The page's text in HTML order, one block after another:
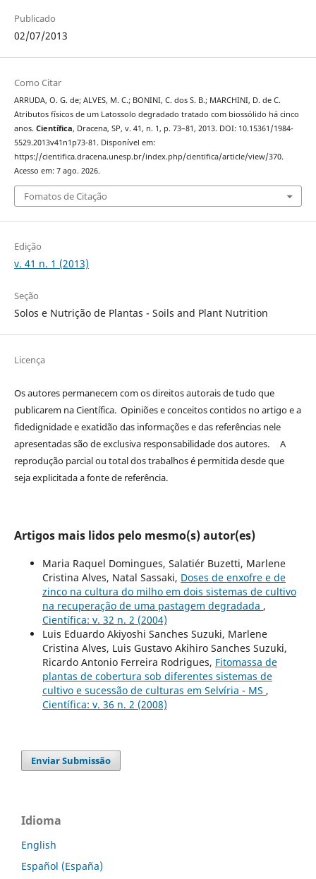
Publicado
02/07/2013
Como Citar
ARRUDA, O. G. de; ALVES, M. C.; BONINI, C. dos S. B.; MARCHINI, D. de C.
Atributos físicos de um Latossolo degradado tratado com biossólido há cinco
anos. Científica, Dracena, SP, v. 41, n. 1, p. 73–81, 2013. DOI: 10.15361/1984-
5529.2013v41n1p73-81. Disponível em:
https://cientifica.dracena.unesp.br/index.php/cientifica/article/view/370.
Acesso em: 7 ago. 2026.
Fomatos de Citação
Edição
v. 41 n. 1 (2013)
Seção
Solos e Nutrição de Plantas - Soils and Plant Nutrition
Licença
Os autores permanecem com os direitos autorais de tudo que
publicarem na Científica. Opiniões e conceitos contidos no artigo e a
fidedignidade e exatidão das informações e das referências nele
apresentadas são de exclusiva responsabilidade dos autores. A
reprodução parcial ou total dos trabalhos é permitida desde que
seja explicitada a fonte de referência.
Artigos mais lidos pelo mesmo(s) autor(es)
Maria Raquel Domingues, Salatiér Buzetti, Marlene
Cristina Alves, Natal Sassaki, Doses de enxofre e de
zinco na cultura do milho em dois sistemas de cultivo
na recuperação de uma pastagem degradada ,
Científica: v. 32 n. 2 (2004)
Luis Eduardo Akiyoshi Sanches Suzuki, Marlene
Cristina Alves, Luis Gustavo Akihiro Sanches Suzuki,
Ricardo Antonio Ferreira Rodrigues, Fitomassa de
plantas de cobertura sob diferentes sistemas de
cultivo e sucessão de culturas em Selvíria - MS ,
Científica: v. 36 n. 2 (2008)
Enviar Submissão
Idioma
English
Español (España)